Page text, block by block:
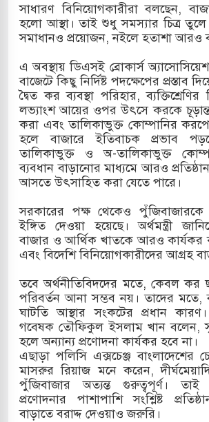
ইয়েমেন উপকূলে হামলার শিকার ভারতীয়
পর্যালোচনায় পোশাক রপ্তানিতে দ্বিতীয় স্থানে
জুলাই গণঅভ্যুত্থান দিবস
একমাত্র আসামি অবসরপ্রাপ্ত সেনাসদস্য
কেন্দ্রের ইউনিট-১ এ আবারও বিদ্যুৎ
কুতুবদিয়া শিপিং চ্যানেলে জালের জড়ালে
সিটিতে রুশ নাগরিকদের মারামারি: নিহত ১
সাধারণ বিনিয়োগকারীরা বলছেন,
হলো আস্থা। তাই শুধু সমস্যার চিত্র
সমাধানও প্রয়োজন, নইলে হতাশা আরও
এ অবস্থায় ডিএসই ব্রোকার্স
বাজেটে কিছু নির্দিষ্ট পদক্ষেপের প্রস্তাব
দ্বৈত কর ব্যবস্থা পরিহার, ব্যক্তিশ্রেণির
লভ্যাংশ আয়ের ওপর উৎসে করকে
করা এবং তালিকাভুক্ত কোম্পানির
হলে বাজারে ইতিবাচক প্রভাব
তালিকাভুক্ত ও অ-তালিকাভুক্ত
ব্যবধান বাড়ানোর মাধ্যমে আরও
আসতে উৎসাহিত করা যেতে পারে।
সরকারের পক্ষ থেকেও পুঁজিবাজারকে
ইঙ্গিত দেওয়া হয়েছে। অর্থমন্ত্রী
বাজার ও আর্থিক খাতকে আরও
এবং বিদেশি বিনিয়োগকারীদের আগ্রহ
তবে অর্থনীতিবিদদের মতে, কেবল কর
পরিবর্তন আনা সম্ভব নয়। তাদের মতে,
ঘাটতি আস্থার সংকটের প্রধান কারণ।
গবেষক তৌফিকুল ইসলাম খান বলেন,
হলে অন্যান্য প্রণোদনা কার্যকর হবে না।
এছাড়া পলিসি এক্সচেঞ্জ বাংলাদেশের
মাসরুর রিয়াজ মনে করেন,
পুঁজিবাজার অত্যন্ত গুরুত্বপূর্ণ। তাই
প্রণোদনার পাশাপাশি সংশ্লিষ্ট
বাড়াতে বরাদ্দ দেওয়াও জরুরি।